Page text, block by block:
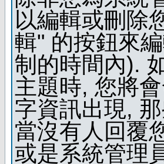
以編輯或刪除
輯" 的按鈕來
制的時間內).
主題時, 您將
字資訊出現,
當沒有人回覆
或是系統管理